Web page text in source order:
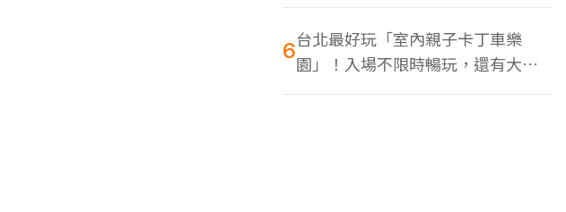
6台北最好玩「室內親子卡丁車樂
園」！入場不限時暢玩，還有大螢
幕Switch遊戲區